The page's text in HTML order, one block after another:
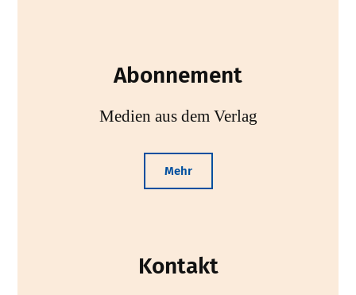
Abonnement
Medien aus dem Verlag
Mehr
Kontakt